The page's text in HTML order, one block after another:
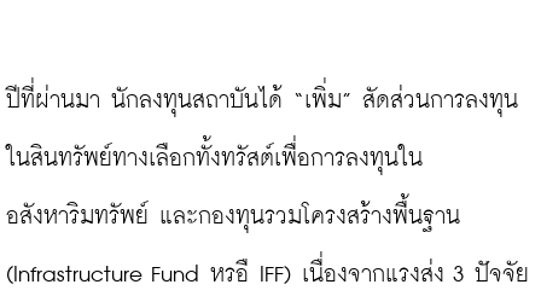
ปีที่ผ่านมา นักลงทุนสถาบันได้ “เพิ่ม” สัดส่วนการลงทุน
ในสินทรัพย์ทางเลือกทั้งทรัสต์เพื่อการลงทุนใน
อสังหาริมทรัพย์ และกองทุนรวมโครงสร้างพื้นฐาน
(Infrastructure Fund หรอื IFF) เนื่องจากแรงส่ง 3 ปัจจัย